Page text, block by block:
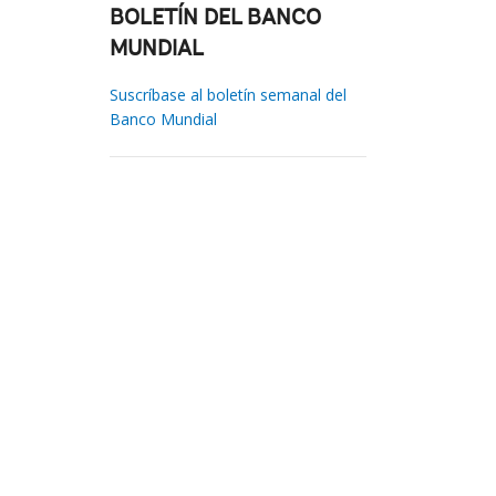
BOLETÍN DEL BANCO
MUNDIAL
Suscríbase al boletín semanal del
Banco Mundial